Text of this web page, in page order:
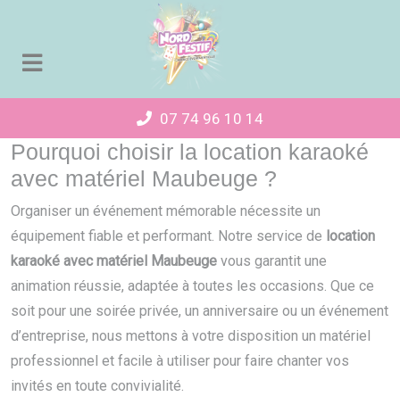
07 74 96 10 14
Pourquoi choisir la location karaoké
avec matériel Maubeuge ?
Organiser un événement mémorable nécessite un
équipement fiable et performant. Notre service de location
karaoké avec matériel Maubeuge vous garantit une
animation réussie, adaptée à toutes les occasions. Que ce
soit pour une soirée privée, un anniversaire ou un événement
d’entreprise, nous mettons à votre disposition un matériel
professionnel et facile à utiliser pour faire chanter vos
invités en toute convivialité.
Panneau de gestion des cookies